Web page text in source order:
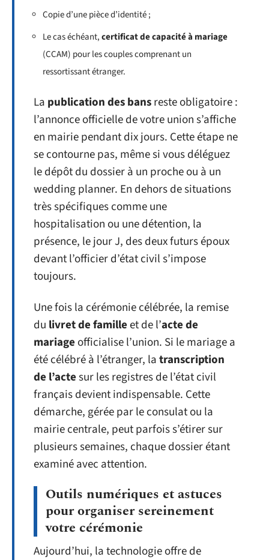
Copie d’une pièce d’identité ;
Le cas échéant,certificat de capacité à mariage
(CCAM) pour les couples comprenant un
ressortissant étranger.
La publication des bansreste obligatoire :
l’annonce officielle de votre union s’affiche
en mairie pendant dix jours. Cette étape ne
se contourne pas, même si vous déléguez
le dépôt du dossier à un proche ou à un
wedding planner. En dehors de situations
très spécifiques comme une
hospitalisation ou une détention, la
présence, le jour J, des deux futurs époux
devant l’officier d’état civil s’impose
toujours.
Une fois la cérémonie célébrée, la remise
du livret de familleet de l’acte de
mariage officialise l’union. Si le mariage a
été célébré à l’étranger, latranscription
de l’actesur les registres de l’état civil
français devient indispensable. Cette
démarche, gérée par le consulat ou la
mairie centrale, peut parfois s’étirer sur
plusieurs semaines, chaque dossier étant
examiné avec attention.
Outils numériques et astuces
pour organiser sereinement
votre cérémonie
Aujourd’hui, la technologie offre de